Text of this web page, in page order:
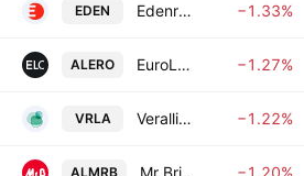
EDEN Edenred SA −1.33%
ALERO EuroLand Corporate SA −1.27%
VRLA Verallia SAS −1.22%
ALMRB Mr Bricolage SA −1.20%